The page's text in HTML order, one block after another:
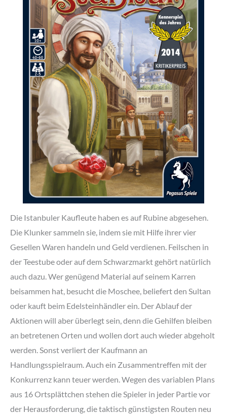
Die Istanbuler Kaufleute haben es auf Rubine abgesehen.
Die Klunker sammeln sie, indem sie mit Hilfe ihrer vier
Gesellen Waren handeln und Geld verdienen. Feilschen in
der Teestube oder auf dem Schwarzmarkt gehört natürlich
auch dazu. Wer genügend Material auf seinem Karren
beisammen hat, besucht die Moschee, beliefert den Sultan
oder kauft beim Edelsteinhändler ein. Der Ablauf der
Aktionen will aber überlegt sein, denn die Gehilfen bleiben
an betretenen Orten und wollen dort auch wieder abgeholt
werden. Sonst verliert der Kaufmann an
Handlungsspielraum. Auch ein Zusammentreffen mit der
Konkurrenz kann teuer werden. Wegen des variablen Plans
aus 16 Ortsplättchen stehen die Spieler in jeder Partie vor
der Herausforderung, die taktisch günstigsten Routen neu